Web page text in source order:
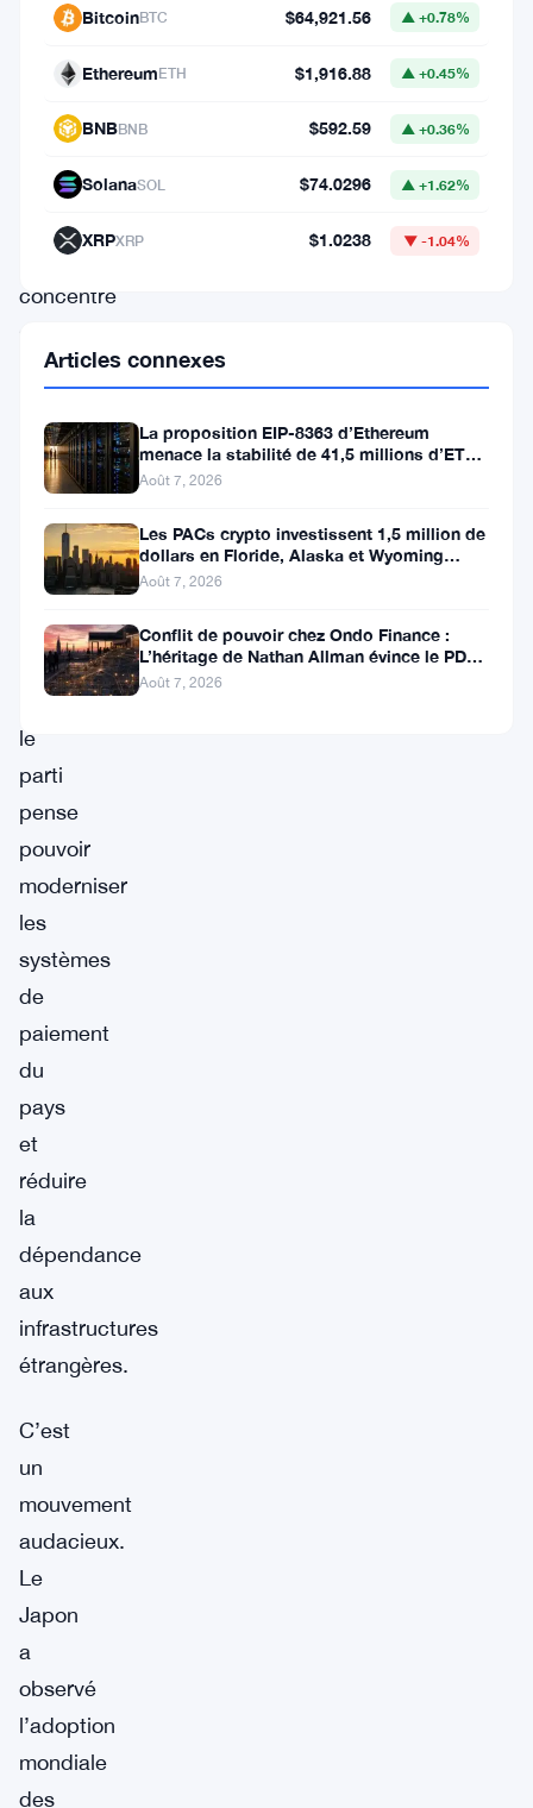
blockchain.
concentre
les
les
tokenisés
deux
outils
que
le
parti
pense
pouvoir
moderniser
les
systèmes
de
paiement
du
pays
et
réduire
la
dépendance
aux
infrastructures
étrangères.
C’est
un
mouvement
audacieux.
Le
Japon
a
observé
l’adoption
mondiale
des
BitcoinBTC $64,921.56 ▲ +0.78%
EthereumETH $1,916.88 ▲ +0.45%
BNBBNB $592.59 ▲ +0.36%
SolanaSOL $74.0296 ▲ +1.62%
XRPXRP $1.0238 ▼ -1.04%
Articles connexes
La proposition EIP-8363 d’Ethereum
menace la stabilité de 41,5 millions d’ETH
stakés et de la DeFi
Août 7, 2026
Les PACs crypto investissent 1,5 million de
dollars en Floride, Alaska et Wyoming
après un revers au Michigan
Août 7, 2026
Conflit de pouvoir chez Ondo Finance :
L’héritage de Nathan Allman évince le PDG
Ian De Bode le 24 juillet
Août 7, 2026